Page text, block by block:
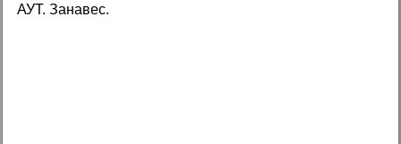
АУТ. Занавес.